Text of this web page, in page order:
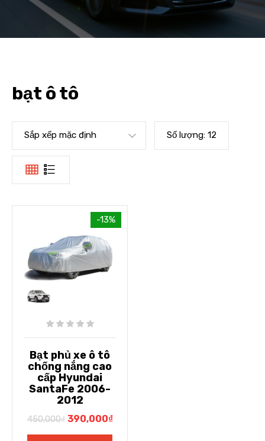
bạt ô tô
Sắp xếp mặc định Số lượng: 12
-13%
Bạt phủ xe ô tô
chống nắng cao
cấp Hyundai
SantaFe 2006-
2012
450,000₫ 390,000₫